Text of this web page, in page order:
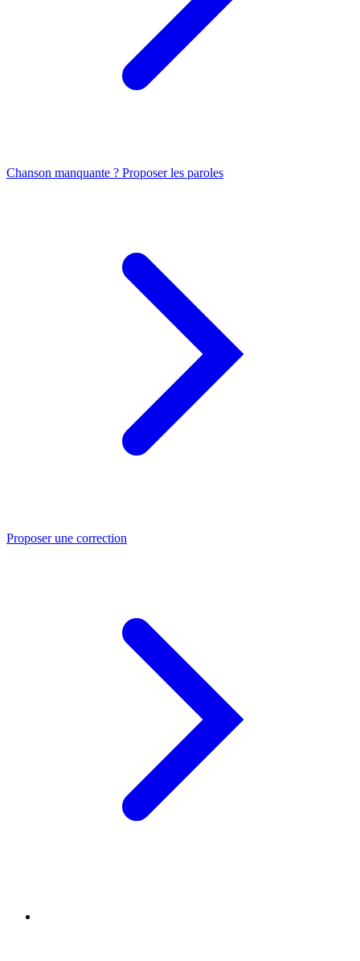
Chanson manquante ? Proposer les paroles
Proposer une correction